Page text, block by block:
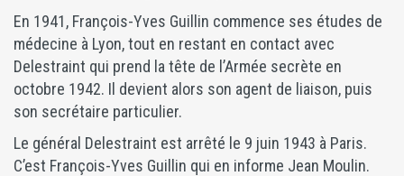
En 1941, François-Yves Guillin commence ses études de
médecine à Lyon, tout en restant en contact avec
Delestraint qui prend la tête de l’Armée secrète en
octobre 1942. Il devient alors son agent de liaison, puis
son secrétaire particulier.
Le général Delestraint est arrêté le 9 juin 1943 à Paris.
C’est François-Yves Guillin qui en informe Jean Moulin.